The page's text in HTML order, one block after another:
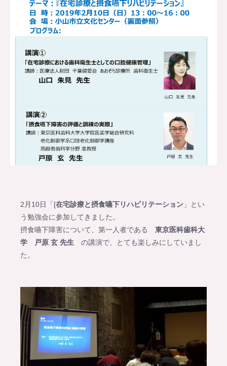
2月10日「[在宅診療と摂食嚥下リハビリテーション 」とい
う勉強会に参加してきました。
摂食嚥下障害について、第一人者である 東京医科歯科大
学 戸原 玄 先生 の講演で、とても楽しみにしていまし
た。